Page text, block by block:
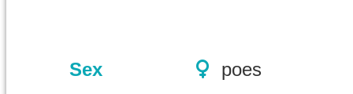
Sex poes